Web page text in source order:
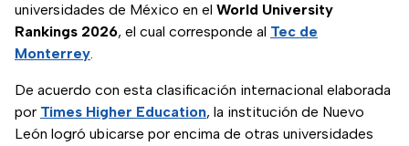
universidades de México en el World University
Rankings 2026, el cual corresponde al Tec de
Monterrey.
De acuerdo con esta clasificación internacional elaborada
por Times Higher Education, la institución de Nuevo
León logró ubicarse por encima de otras universidades